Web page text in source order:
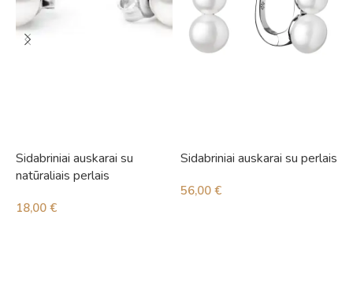
Sidabriniai auskarai su
natūraliais perlais
18,00 €
Sidabriniai auskarai su perlais
56,00 €